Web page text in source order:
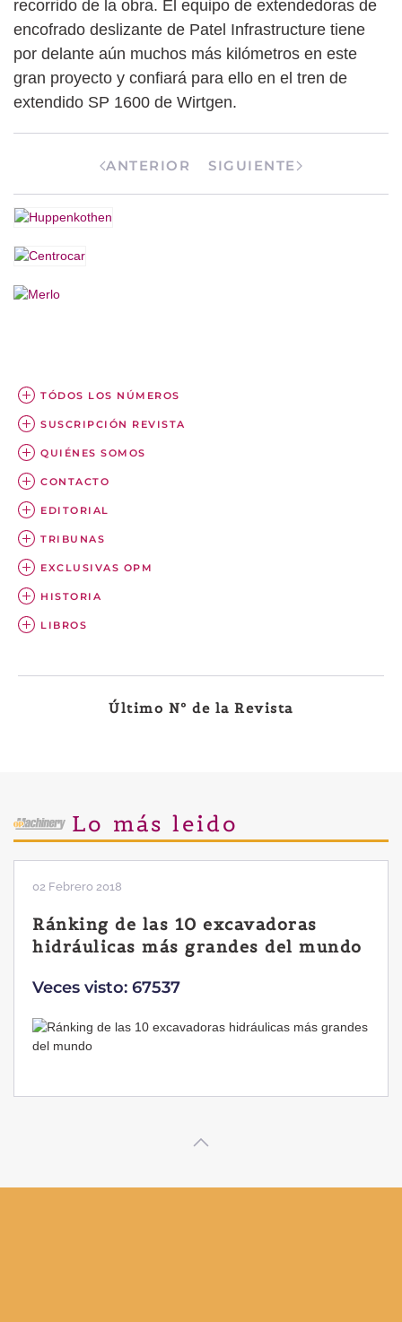
recorrido de la obra. El equipo de extendedoras de
encofrado deslizante de Patel Infrastructure tiene
por delante aún muchos más kilómetros en este
gran proyecto y confiará para ello en el tren de
extendido SP 1600 de Wirtgen.
ANTERIOR SIGUIENTE
TÓDOS LOS NÚMEROS
SUSCRIPCIÓN REVISTA
QUIÉNES SOMOS
CONTACTO
EDITORIAL
TRIBUNAS
EXCLUSIVAS OPM
HISTORIA
LIBROS
Último Nº de la Revista
Lo más leido
02 Febrero 2018
Ránking de las 10 excavadoras
hidráulicas más grandes del mundo
Veces visto: 67537